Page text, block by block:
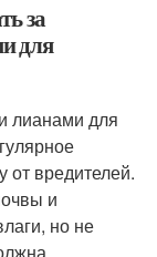
за
для
лианами для
от вредителей.
и
но не